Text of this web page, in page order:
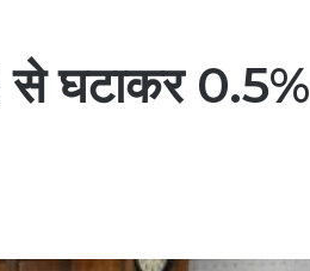
से घटाकर 0.5%